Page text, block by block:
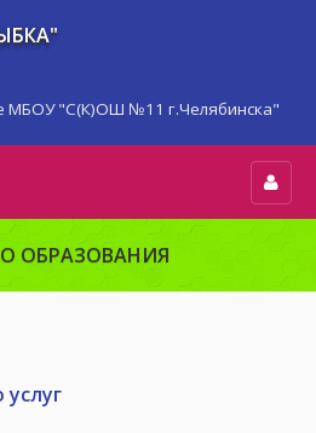
МБОУ "С(К)ОШ №11 г.Челябинска"
ОБРАЗОВАНИЯ